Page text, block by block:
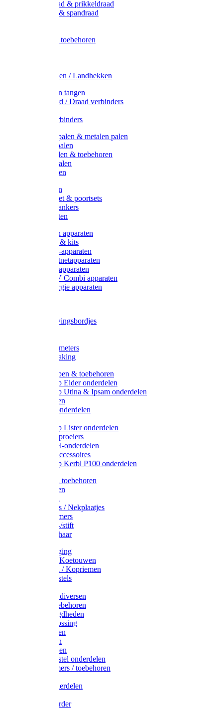
Metaal draad & prikkeldraad
Binddraad & spandraad
Afrasternet toebehoren
Weidehekken / Landhekken
Spanners en tangen
Lint / Koord / Draad verbinders
Litzclip verbinders
Recycling palen & metalen palen
Kunststof palen
T-Post t-palen & toebehoren
Glasfiber palen
Houten palen
Poortgrepen
Doorgangset & poortsets
Poortgreepankers
Weidepoorten
Onderdelen apparaten
Starter sets & kits
9V Batterij-apparaten
230V Lichtnetapparaten
12V Accu-apparaten
230V / 12V Combi apparaten
Zonne-energie apparaten
Waarschuwingsbordjes
Wegers en meters
Video bewaking
Weidepompen & toebehoren
Weidepomp Eider onderdelen
Weidepomp Utina & Ipsam onderdelen
Drinkbakken
Drinkbak onderdelen
Weidepomp Lister onderdelen
Nippels / Sproeiers
Drinknippel-onderdelen
Drinkbak accessoires
Weidepomp Kerbl P100 onderdelen
Oormerken toebehoren
Enkelbanden
Halsplaatjes / Nekplaatjes
Kokernummers
Merkspray-/stift
Veemerkschaar
Uierverzorging
Halsters & Koetouwen
Halsriemen / Kopriemen
Koerugborstels
Koe / Stier diversen
Melkers toebehoren
Stalbenodigdheden
Kalververlossing
Stierenringen
Onthoornen
Kalverflessen
Koerugborstel onderdelen
Kalveremmers / toebehoren
Koelift onderdelen
Uieronthaarder